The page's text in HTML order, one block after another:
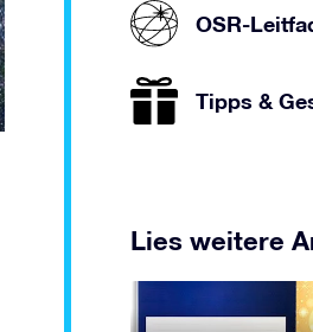
OSR-
Tipps &
Lies weitere